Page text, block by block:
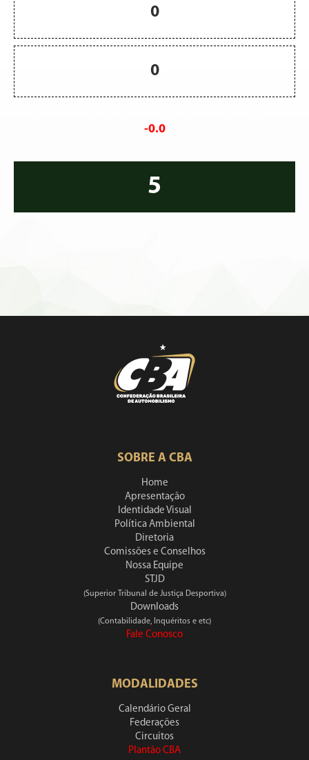
0
0
-0.0
5
SOBRE A CBA
Home
Apresentação
Identidade Visual
Política Ambiental
Diretoria
Comissões e Conselhos
Nossa Equipe
STJD
(Superior Tribunal de Justiça Desportiva)
Downloads
(Contabilidade, Inquéritos e etc)
Fale Conosco
MODALIDADES
Calendário Geral
Federações
Circuitos
Plantão CBA